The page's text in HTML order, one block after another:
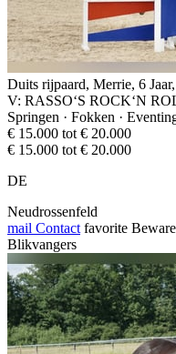
Duits rijpaard, Merrie, 6
V: RASSO‘S ROCK‘N
Springen · Fokken ·
€ 15.000 tot € 20.000
€ 15.000 tot € 20.000
DE
Neudrossenfeld
mail Contact favorite
Blikvangers